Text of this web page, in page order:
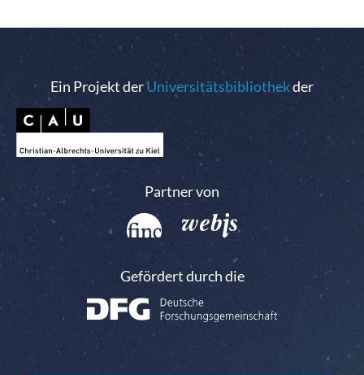
Ein Projekt derUniversitätsbibliothekder
Partner von
Gefördert durch die